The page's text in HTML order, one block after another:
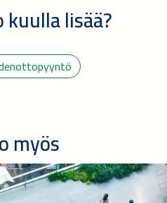
lisää?
myös